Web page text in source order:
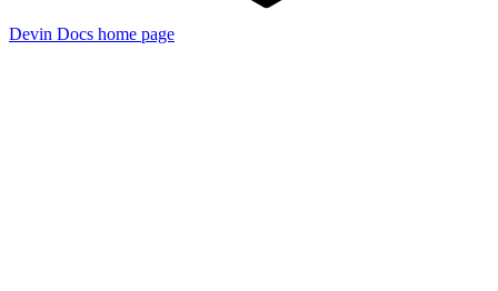
Devin Docs home page